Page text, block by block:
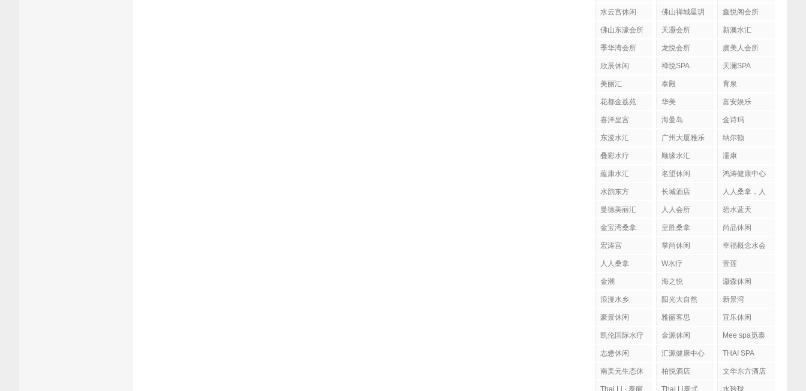
水云宫休闲
佛山禅城星玥
鑫悦阁会所
佛山东濠会所 天灏会所 新澳水汇
季华湾会所 龙悦会所 虞美人会所
欣辰休闲 禅悦SPA 天澜SPA
美丽汇 泰殿 育泉
花都金荔苑 华美 富安娱乐
喜洋皇宫 海曼岛 金诗玛
东浚水汇
广州大厦雅乐
纳尔顿
叠彩水疗 顺缘水汇 濡康
蕴康水汇 名望休闲 鸿涛健康中心
水韵东方 长城酒店
人人桑拿，人
曼德美丽汇 人人会所 碧水蓝天
金宝湾桑拿 皇胜桑拿 尚品休闲
宏涛宫 掌尚休闲 幸福概念水会
人人桑拿 W水疗 壹莲
金潮 海之悦 灏森休闲
浪漫水乡 阳光大自然 新景湾
豪景休闲 雅丽客思 宜乐休闲
凯伦国际水疗 金源休闲
Mee spa觅泰
志懋休闲 汇源健康中心 THAI SPA
南美元生态休
柏悦酒店 文华东方酒店
Thai Li · 泰丽 Thai Li泰式 水玲珑